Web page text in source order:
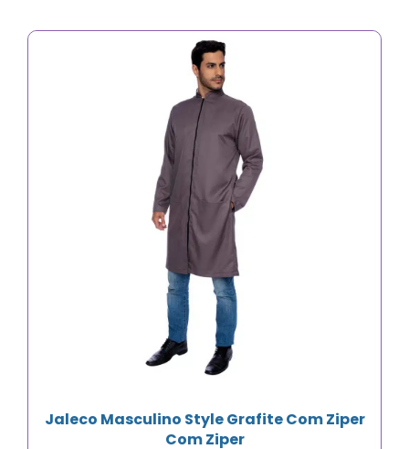
Jaleco Masculino Style Grafite Com Ziper
Com Ziper